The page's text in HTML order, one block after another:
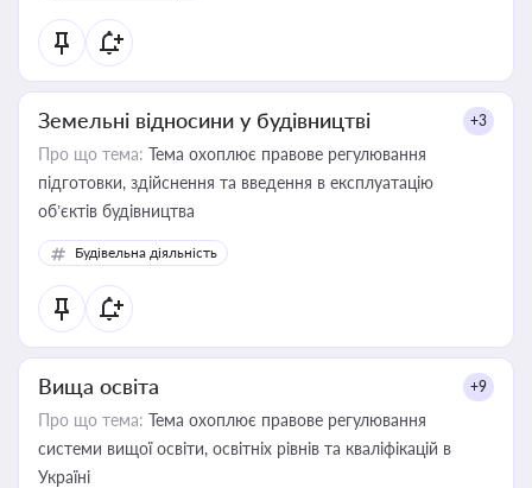
Земельні відносини у будівництві +3
Про що тема: Тема охоплює правове регулювання
підготовки, здійснення та введення в експлуатацію
об’єктів будівництва
Будівельна діяльність
Вища освіта +9
Про що тема: Тема охоплює правове регулювання
системи вищої освіти, освітніх рівнів та кваліфікацій в
Україні